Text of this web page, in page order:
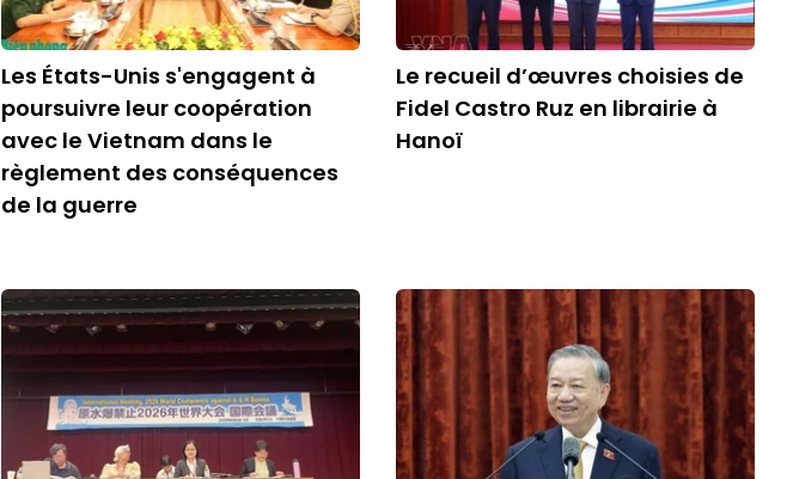
Les États-Unis s'engagent à
poursuivre leur coopération
avec le Vietnam dans le
règlement des conséquences
de la guerre
Le recueil d’œuvres choisies de
Fidel Castro Ruz en librairie à
Hanoï